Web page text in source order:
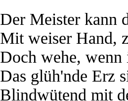
Der Meister kann
Mit weiser Hand,
Doch wehe, wenn
Das glüh'nde Erz
Blindwütend mit